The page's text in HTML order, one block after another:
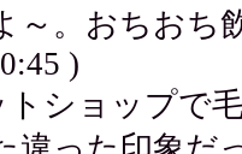
～。おちおち
)
トショップで